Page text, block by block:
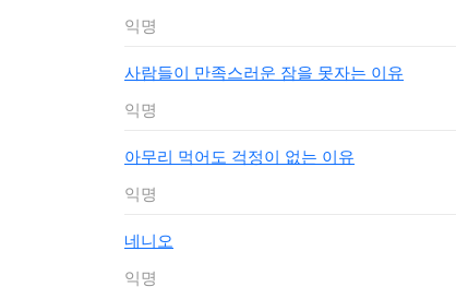
익명
사람들이 만족스러운 잠을 못자는 이유
익명
아무리 먹어도 걱정이 없는 이유
익명
네니오
익명